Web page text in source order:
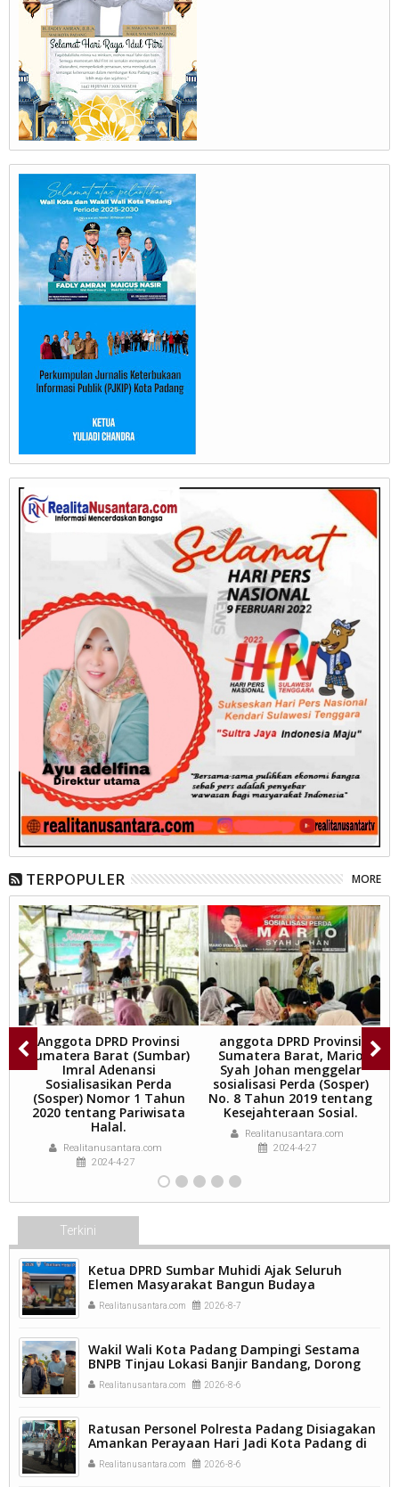
TERPOPULER MORE
Anggota DPRD Provinsi
Sumatera Barat (Sumbar)
Imral Adenansi
Sosialisasikan Perda
(Sosper) Nomor 1 Tahun
2020 tentang Pariwisata
Halal.
Realitanusantara.com
2024-4-27
anggota DPRD Provinsi
Sumatera Barat, Mario
Syah Johan menggelar
sosialisasi Perda (Sosper)
No. 8 Tahun 2019 tentang
Kesejahteraan Sosial.
Realitanusantara.com
2024-4-27
Terkini
Ketua DPRD Sumbar Muhidi Ajak Seluruh
Elemen Masyarakat Bangun Budaya
Kewaspadaan Dini Demi Menjaga Kamtibmas.
Realitanusantara.com 2026-8-7
Wakil Wali Kota Padang Dampingi Sestama
BNPB Tinjau Lokasi Banjir Bandang, Dorong
Percepatan Penanganan Pascabencana.
Realitanusantara.com 2026-8-6
Ratusan Personel Polresta Padang Disiagakan
Amankan Perayaan Hari Jadi Kota Padang di
Kawasan Pantai Padang.
Realitanusantara.com 2026-8-6